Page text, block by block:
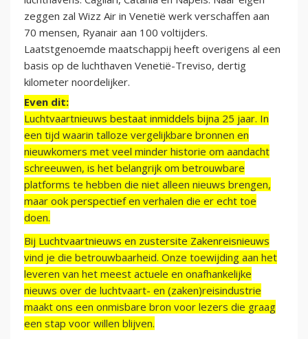
zeggen zal Wizz Air in Venetië werk verschaffen aan
70 mensen, Ryanair aan 100 voltijders.
Laatstgenoemde maatschappij heeft overigens al een
basis op de luchthaven Venetië-Treviso, dertig
kilometer noordelijker.
Even dit:
Luchtvaartnieuws bestaat inmiddels bijna 25 jaar. In
een tijd waarin talloze vergelijkbare bronnen en
nieuwkomers met veel minder historie om aandacht
schreeuwen, is het belangrijk om betrouwbare
platforms te hebben die niet alleen nieuws brengen,
maar ook perspectief en verhalen die er echt toe
doen.
Bij Luchtvaartnieuws en zustersite Zakenreisnieuws
vind je die betrouwbaarheid. Onze toewijding aan het
leveren van het meest actuele en onafhankelijke
nieuws over de luchtvaart- en (zaken)reisindustrie
maakt ons een onmisbare bron voor lezers die graag
een stap voor willen blijven.